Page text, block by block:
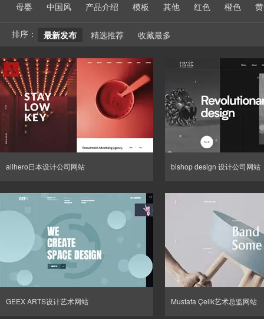
母婴
中国风 产品介绍 模板 其他 红色 橙色
排序： 最新发布 精选推荐 收藏最多
allhero日本设计公司网站 bishop design 设计公司网站
GEEX ARTS设计艺术网站 Mustafa Çelik艺术总监网站